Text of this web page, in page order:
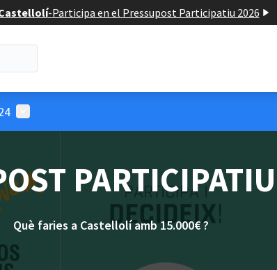
-Participa en el Pressupost Participatiu 2026
Menú d'usuari
Què faries a Castellolí amb 15.000€ ?